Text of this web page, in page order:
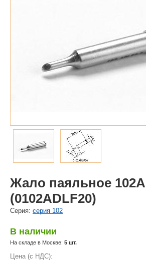
Жало паяльное
(0102ADLF20)
Cерия: серия 102
В наличии
На складе в Москве: 5 шт.
Цена (с НДС):